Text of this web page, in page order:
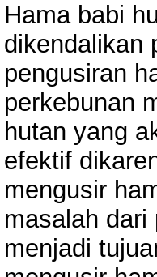
Hama babi
dikendalikan
pengusiran
perkebunan
hutan yang
efektif
mengusir
masalah
menjadi